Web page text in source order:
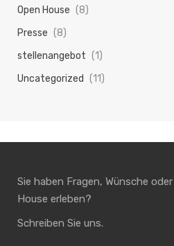
Open House (8)
Presse (8)
stellenangebot (1)
Uncategorized (11)
Sie haben Fragen, Wünsche
House erleben?
Schreiben Sie uns.